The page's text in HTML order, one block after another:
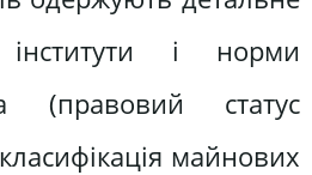
інститути і норми
(правовий статус
майнових